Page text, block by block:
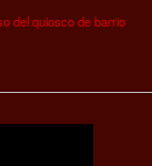
del quiosco de barrio